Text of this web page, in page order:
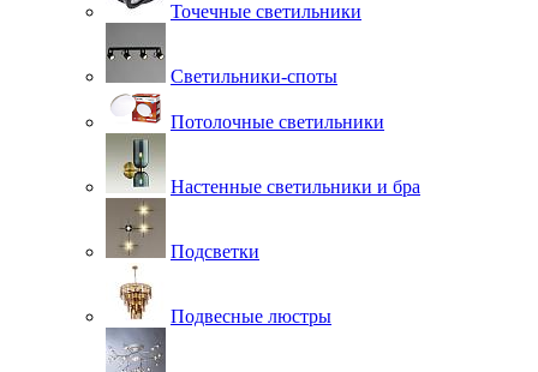
Точечные светильники
Светильники-споты
Потолочные светильники
Настенные светильники и бра
Подсветки
Подвесные люстры